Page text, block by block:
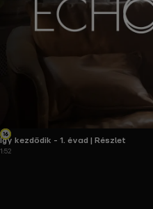
Így kezdődik - 1. évad | Részlet
1:52